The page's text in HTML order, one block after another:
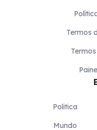
Termos
Politica
Mundo